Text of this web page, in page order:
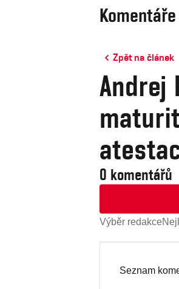
Komentáře
Zpět na článek
Andrej
0 komentářů
Výběr redakce
Seznam